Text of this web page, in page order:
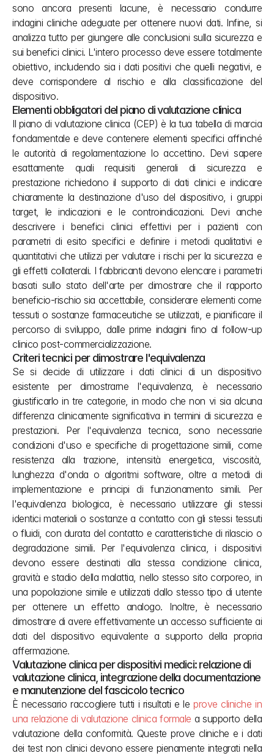
sono ancora presenti lacune, è necessario condurre
indagini cliniche adeguate per ottenere nuovi dati. Infine, si
analizza tutto per giungere alle conclusioni sulla sicurezza e
sui benefici clinici. L'intero processo deve essere totalmente
obiettivo, includendo sia i dati positivi che quelli negativi, e
deve corrispondere al rischio e alla classificazione del
dispositivo.
Elementi obbligatori del piano di valutazione clinica
Il piano di valutazione clinica (CEP) è la tua tabella di marcia
fondamentale e deve contenere elementi specifici affinché
le autorità di regolamentazione lo accettino. Devi sapere
esattamente quali requisiti generali di sicurezza e
prestazione richiedono il supporto di dati clinici e indicare
chiaramente la destinazione d'uso del dispositivo, i gruppi
target, le indicazioni e le controindicazioni. Devi anche
descrivere i benefici clinici effettivi per i pazienti con
parametri di esito specifici e definire i metodi qualitativi e
quantitativi che utilizzi per valutare i rischi per la sicurezza e
gli effetti collaterali. I fabbricanti devono elencare i parametri
basati sullo stato dell'arte per dimostrare che il rapporto
beneficio-rischio sia accettabile, considerare elementi come
tessuti o sostanze farmaceutiche se utilizzati, e pianificare il
percorso di sviluppo, dalle prime indagini fino al follow-up
clinico post-commercializzazione.
Criteri tecnici per dimostrare l'equivalenza
Se si decide di utilizzare i dati clinici di un dispositivo
esistente per dimostrarne l'equivalenza, è necessario
giustificarlo in tre categorie, in modo che non vi sia alcuna
differenza clinicamente significativa in termini di sicurezza e
prestazioni. Per l'equivalenza tecnica, sono necessarie
condizioni d'uso e specifiche di progettazione simili, come
resistenza alla trazione, intensità energetica, viscosità,
lunghezza d'onda o algoritmi software, oltre a metodi di
implementazione e principi di funzionamento simili. Per
l'equivalenza biologica, è necessario utilizzare gli stessi
identici materiali o sostanze a contatto con gli stessi tessuti
o fluidi, con durata del contatto e caratteristiche di rilascio o
degradazione simili. Per l'equivalenza clinica, i dispositivi
devono essere destinati alla stessa condizione clinica,
gravità e stadio della malattia, nello stesso sito corporeo, in
una popolazione simile e utilizzati dallo stesso tipo di utente
per ottenere un effetto analogo. Inoltre, è necessario
dimostrare di avere effettivamente un accesso sufficiente ai
dati del dispositivo equivalente a supporto della propria
affermazione.
Valutazione clinica per dispositivi medici: relazione di
valutazione clinica, integrazione della documentazione
e manutenzione del fascicolo tecnico
È necessario raccogliere tutti i risultati e le prove cliniche in
una relazione di valutazione clinica formale a supporto della
valutazione della conformità. Queste prove cliniche e i dati
dei test non clinici devono essere pienamente integrati nella